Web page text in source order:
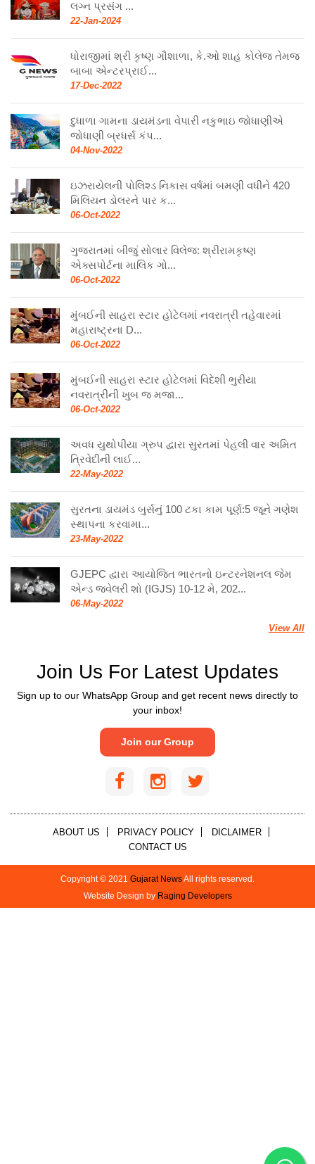
લગ્ન પ્રસંગ ...
22-Jan-2024
ધોરાજીમાં શ્રી કૃષ્ણ ગૌશાળા, કે.ઓ શાહ કોલેજ તેમજ
બાબા એન્ટરપ્રાઈ...
17-Dec-2022
દુધાળા ગામના ડાયમંડના વેપારી નકુભાઇ જોધાણીએ
જોધાણી બ્રધર્સ કંપ...
04-Nov-2022
ઇઝરાયેલની પોલિશ્ડ નિકાસ વર્ષમાં બમણી વધીને 420
મિલિયન ડોલરને પાર ક...
06-Oct-2022
ગુજરાતમાં બીજું સોલાર વિલેજ: શ્રીરામકૃષ્ણ
એક્સપોર્ટના માલિક ગો...
06-Oct-2022
મુંબઈની સાહરા સ્ટાર હોટેલમાં નવરાત્રી તહેવારમાં
મહારાષ્ટ્રના D...
06-Oct-2022
મુંબઈની સાહરા સ્ટાર હોટેલમાં વિદેશી ભુરીયા
નવરાત્રીની ખુબ જ મજા...
06-Oct-2022
અવધ યુથોપીયા ગ્રુપ દ્વારા સુરતમાં પેહલી વાર અમિત
ત્રિવેદીની લાઈ...
22-May-2022
સુરતના ડાયમંડ બુર્સનું 100 ટકા કામ પૂર્ણ:5 જૂને ગણેશ
સ્થાપના કરવામા...
23-May-2022
GJEPC દ્વારા આયોજિત ભારતનો ઇન્ટરનેશનલ જેમ
એન્ડ જ્વેલરી શો (IGJS) 10-12 મે, 202...
06-May-2022
View All
Join Us For Latest Updates
Sign up to our WhatsApp Group and get recent news directly to
your inbox!
Join our Group
ABOUT US PRIVACY POLICY
DICLAIMER
CONTACT US
Copyright © 2021 Gujarat NewsAll rights reserved.
Website Design by Raging Developers